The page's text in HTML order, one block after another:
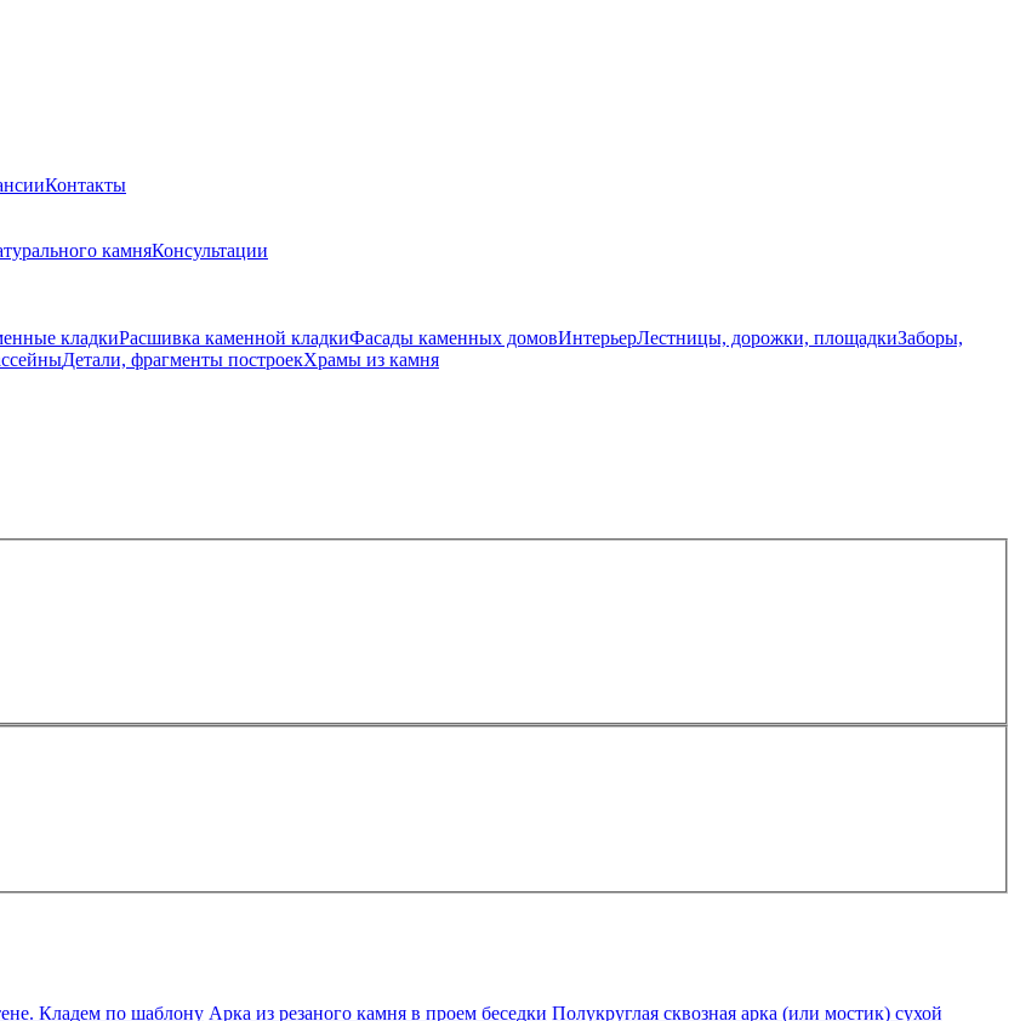
Контакты
камняКонсультации
кладкиРасшивка каменной кладкиФасады каменных домовИнтерьерЛестницы, дорожки, площадкиЗаборы,
Детали, фрагменты построекХрамы из камня
Кладем по шаблону Арка из резаного камня в проем беседки Полукруглая сквозная арка (или мостик) сухой